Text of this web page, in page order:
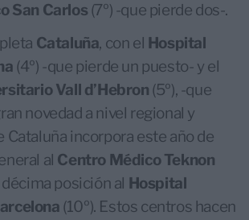
San Carlos (7º) -que pierde dos-.
Cataluña, con el Hospital
(4º) -que pierde un puesto- y el
Vall d’Hebron (5º), -que
novedad a nivel regional y
Cataluña incorpora este año de
al Centro Médico Teknon
décima posición al Hospital
(10º). Estos centros hacen